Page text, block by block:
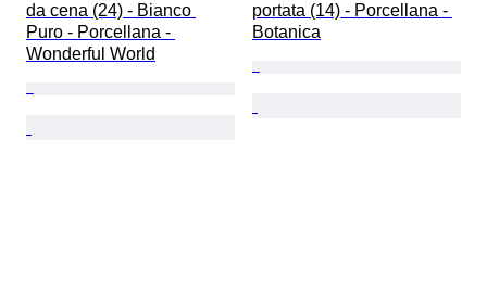
da cena (24) - Bianco
Puro - Porcellana -
Wonderful World
portata (14) - Porcellana -
Botanica